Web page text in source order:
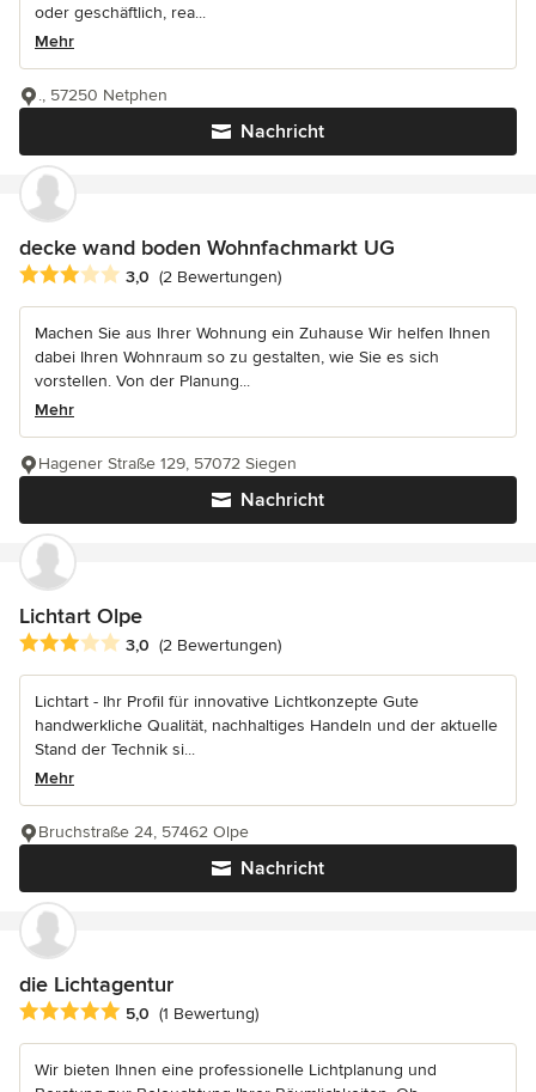
oder geschäftlich, rea...
Mehr
Nachricht
., 57250 Netphen
decke wand boden Wohnfachmarkt UG
Durchschnittliche Bewertung: 3 von 5 Sternen
3,0 (2 Bewertungen)
Machen Sie aus Ihrer Wohnung ein Zuhause Wir helfen Ihnen
dabei Ihren Wohnraum so zu gestalten, wie Sie es sich
vorstellen. Von der Planung...
Mehr
Nachricht
Hagener Straße 129, 57072 Siegen
Lichtart Olpe
Durchschnittliche Bewertung: 3 von 5 Sternen
3,0 (2 Bewertungen)
Lichtart - Ihr Profil für innovative Lichtkonzepte Gute
handwerkliche Qualität, nachhaltiges Handeln und der aktuelle
Stand der Technik si...
Mehr
Nachricht
Bruchstraße 24, 57462 Olpe
die Lichtagentur
Durchschnittliche Bewertung: 5 von 5 Sternen
5,0 (1 Bewertung)
Wir bieten Ihnen eine professionelle Lichtplanung und